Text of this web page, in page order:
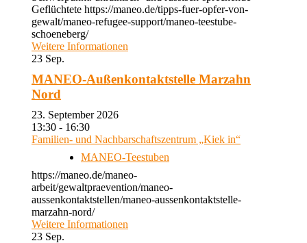
Geflüchtete https://maneo.de/tipps-fuer-opfer-von-
gewalt/maneo-refugee-support/maneo-teestube-
schoeneberg/
Weitere Informationen
23 Sep.
MANEO-Außenkontaktstelle Marzahn
Nord
23. September 2026
13:30 - 16:30
Familien- und Nachbarschaftszentrum „Kiek in“
MANEO-Teestuben
https://maneo.de/maneo-
arbeit/gewaltpraevention/maneo-
aussenkontaktstellen/maneo-aussenkontaktstelle-
marzahn-nord/
Weitere Informationen
23 Sep.